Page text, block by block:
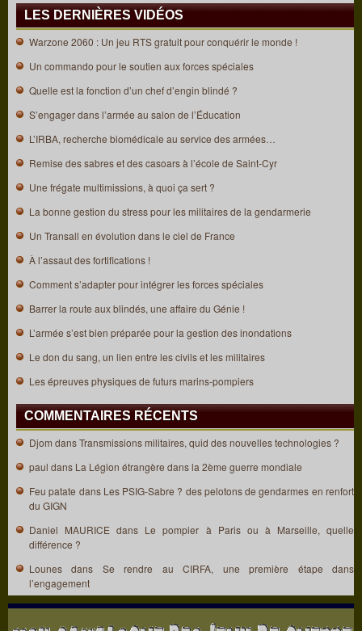
LES DERNIÈRES VIDÉOS
Warzone 2060 : Un jeu RTS gratuit pour conquérir le monde !
Un commando pour le soutien aux forces spéciales
Quelle est la fonction d’un chef d’engin blindé ?
S’engager dans l’armée au salon de l’Éducation
L’IRBA, recherche biomédicale au service des armées…
Remise des sabres et des casoars à l’école de Saint-Cyr
Une frégate multimissions, à quoi ça sert ?
La bonne gestion du stress pour les militaires de la gendarmerie
Un Transall en évolution dans le ciel de France
À l’assaut des fortifications !
Comment s’adapter pour intégrer les forces spéciales
Barrer la route aux blindés, une affaire du Génie !
L’armée s’est bien préparée pour la gestion des inondations
Le don du sang, un lien entre les civils et les militaires
Les épreuves physiques de futurs marins-pompiers
COMMENTAIRES RÉCENTS
Djom dansTransmissions militaires, quid des nouvelles technologies ?
paul dans La Légion étrangère dans la 2ème guerre mondiale
Feu patate dans Les PSIG-Sabre ? des pelotons de gendarmes en renfort
du GIGN
Daniel MAURICE dans Le pompier à Paris ou à Marseille, quelle
différence ?
Lounes dans Se rendre au CIRFA, une première étape dans
l’engagement